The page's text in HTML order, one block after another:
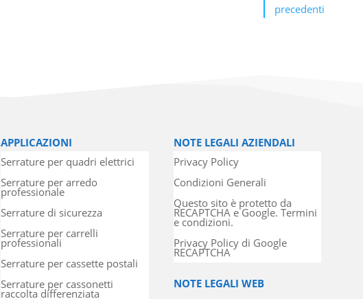
precedenti
APPLICAZIONI
Serrature per quadri elettrici
Serrature per arredo
professionale
Serrature di sicurezza
Serrature per carrelli
professionali
Serrature per cassette postali
Serrature per cassonetti
raccolta differenziata
NOTE LEGALI AZIENDALI
Privacy Policy
Condizioni Generali
Questo sito è protetto da
RECAPTCHA e Google. Termini
e condizioni.
Privacy Policy di Google
RECAPTCHA
NOTE LEGALI WEB